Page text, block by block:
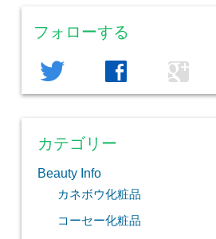
フォローする
twitter facebook google
カテゴリー
Beauty Info
カネボウ化粧品
コーセー化粧品